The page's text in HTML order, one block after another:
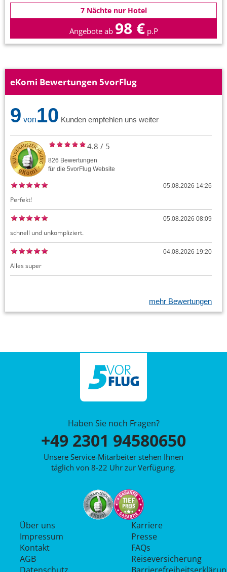
7 Nächte nur Hotel
Angebote ab 98 € p.P
eKomi Bewertungen 5vorFlug
9 von10 Kunden empfehlen uns weiter
4.8 / 5
826 Bewertungen
für die 5vorFlug Website
05.08.2026 14:26
Perfekt!
05.08.2026 08:09
schnell und unkompliziert.
04.08.2026 19:20
Alles super
mehr Bewertungen
Haben Sie noch Fragen?
+49 2301 94580650
Unsere Service-Mitarbeiter stehen Ihnen
täglich von 8-22 Uhr zur Verfügung.
Über uns
Impressum
Kontakt
AGB
Karriere
Presse
FAQs
Reiseversicherung